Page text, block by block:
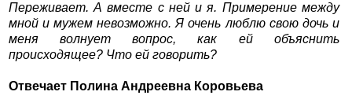
Переживает. А вместе с ней и я. Примерение между
мной и мужем невозможно. Я очень люблю свою дочь и
меня волнует вопрос, как ей объяснить
происходящее? Что ей говорить?
Отвечает Полина Андреевна Коровьева